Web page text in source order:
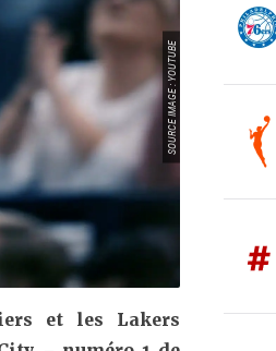
SOURCE IMAGE : YOUTUBE
et les Lakers